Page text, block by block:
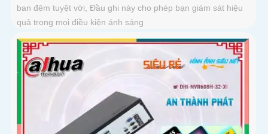
ban đêm tuyệt vời, Đầu ghi này cho phép bạn giám sát hiệu
quả trong mọi điều kiện ánh sáng